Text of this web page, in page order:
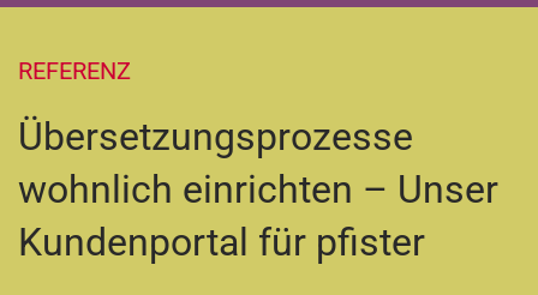
REFERENZ
Übersetzungsprozesse
wohnlich einrichten – Unser
Kundenportal für pfister